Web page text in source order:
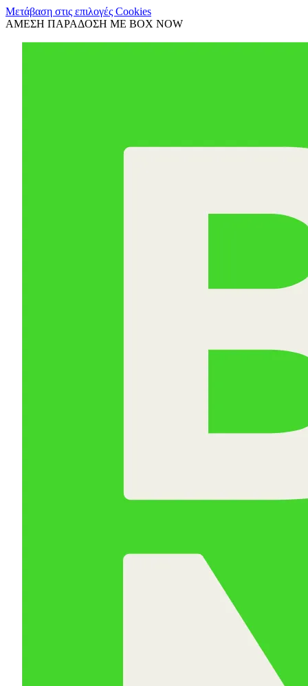
Μετάβαση στις επιλογές Cookies
ΑΜΕΣΗ ΠΑΡΑΔΟΣΗ ΜΕ BOX NOW